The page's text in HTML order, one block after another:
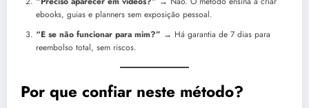
ebooks, guias e planners sem exposição pessoal.
“E se não funcionar para mim?” → Há garantia de 7 dias para
reembolso total, sem riscos.
Por que confiar neste método?